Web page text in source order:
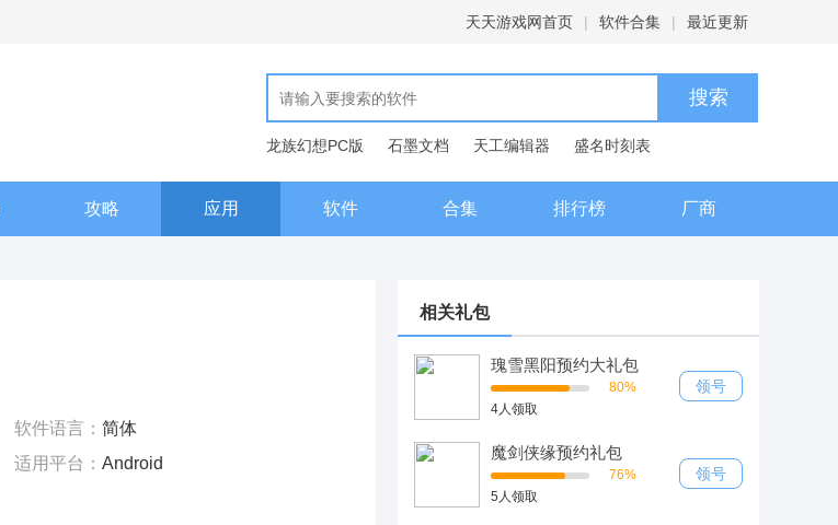
天天游戏网首页 | 软件合集 | 最近更新
龙族幻想PC版 石墨文档 天工编辑器
盛名时刻表
现代汉语词典
攻略 应用 软件 合集 排行榜 厂商
软件语言： 简体
适用平台： Android
相关礼包
瑰雪黑阳预约大礼包
80%
4人领取
领号
魔剑侠缘预约礼包
76%
5人领取
领号